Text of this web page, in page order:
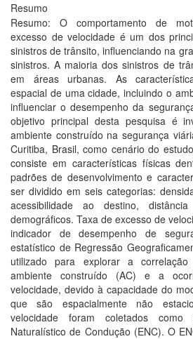
Resumo
Resumo: O comportamento de
excesso de velocidade é um dos
sinistros de trânsito, influenciando na
sinistros. A maioria dos sinistros de
em áreas urbanas. As
espacial de uma cidade, incluindo o
influenciar o desempenho da
objetivo principal desta pesquisa é
ambiente construído na segurança
Curitiba, Brasil, como cenário do
consiste em características físicas
padrões de desenvolvimento e
ser dividido em seis categorias:
acessibilidade ao destino,
demográficos. Taxa de excesso de
indicador de desempenho de
estatístico de Regressão
utilizado para explorar a
ambiente construído (AC) e a
velocidade, devido à capacidade do
que são espacialmente não
velocidade foram coletados
Naturalístico de Condução (ENC). O